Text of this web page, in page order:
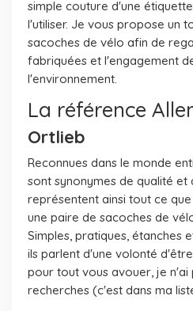
simple couture d'une
l'utiliser. Je vous propose un
sacoches de vélo afin de
fabriquées et l'engagement
l'environnement.
La référence
Ortlieb
Reconnues dans le monde
sont synonymes de qualité et
représentent ainsi tout ce
une paire de sacoches de
Simples, pratiques, étanches
ils parlent d'une volonté
pour tout vous avouer, je n'ai
recherches (c'est dans ma